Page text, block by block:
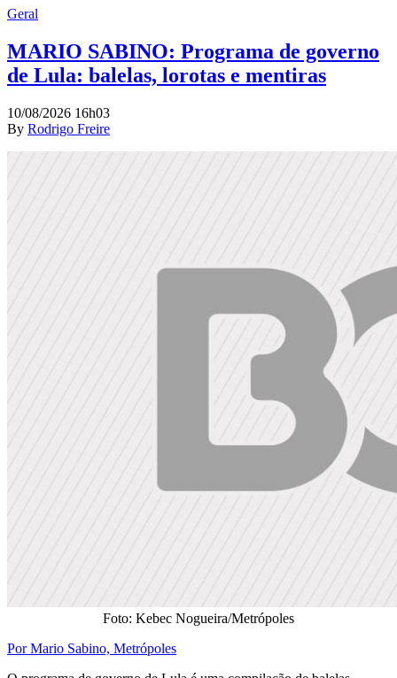
Geral
MARIO SABINO: Programa de governo
de Lula: balelas, lorotas e mentiras
10/08/2026 16h03
By Rodrigo Freire
Foto: Kebec Nogueira/Metrópoles
Por Mario Sabino, Metrópoles